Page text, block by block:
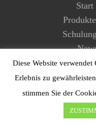
Start
Produkte
Diese Website verwendet
Erlebnis zu
stimmen Sie der